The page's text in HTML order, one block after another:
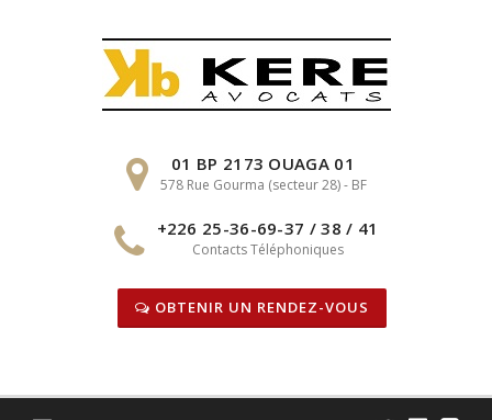
01 BP 2173 OUAGA 01
578 Rue Gourma (secteur 28) - BF
+226 25-36-69-37 / 38 / 41
Contacts Téléphoniques
OBTENIR UN RENDEZ-VOUS